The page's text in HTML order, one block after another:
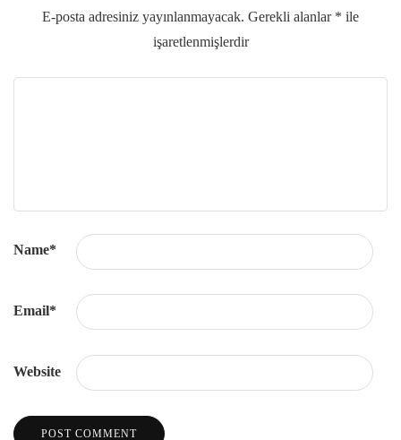
E-posta adresiniz yayınlanmayacak. Gerekli alanlar * ile
işaretlenmişlerdir
Name*
Email*
Website